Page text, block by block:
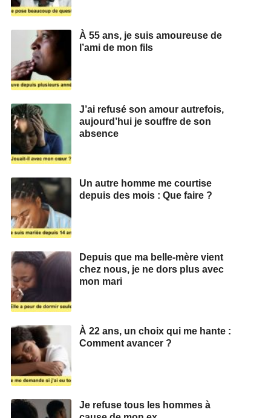
À 55 ans, je suis amoureuse de
l’ami de mon fils
J’ai refusé son amour autrefois,
aujourd’hui je souffre de son
absence
Un autre homme me courtise
depuis des mois : Que faire ?
Depuis que ma belle-mère vient
chez nous, je ne dors plus avec
mon mari
À 22 ans, un choix qui me hante :
Comment avancer ?
Je refuse tous les hommes à